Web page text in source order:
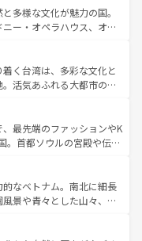
各地域で異なる魅力を楽
歴史を感じることができ
リカ
ほしい。
マウイ島やカウアイ島が
輝く海をはじめ、豊かな
を迎えてくれるハワイの
ハワイアンミュージッ
べてがハワイの魅力を彩
報
しい。
多様な文化が魅力の国。
ー・オペラハウス、オー
るウルル（エアーズロッ
やケアンズの熱帯雨林な
カフェやワイン、オージ
おり、サーフィンやダイ
ドア好きにはたまらな
を存分に味わいつくそ
く台湾は、多彩な文化と
活気あふれる大都市の台
湾東部など、都市の喧騒
訪れる人に新しい発見と
奥深い台湾の食文化も魅
、バラエティ豊かな料理
湾情報は コンテンツ一覧を参
最先端のファッションやK
。首都ソウルの宮殿や伝統
の自然美を楽しむことが
絶品のストリートフード
ている。夜には、韓国な
彩な魅力を心ゆくまで味
なベトナム。南北に細長
景や青々とした山々、世
ハノイの古い町並みやホ